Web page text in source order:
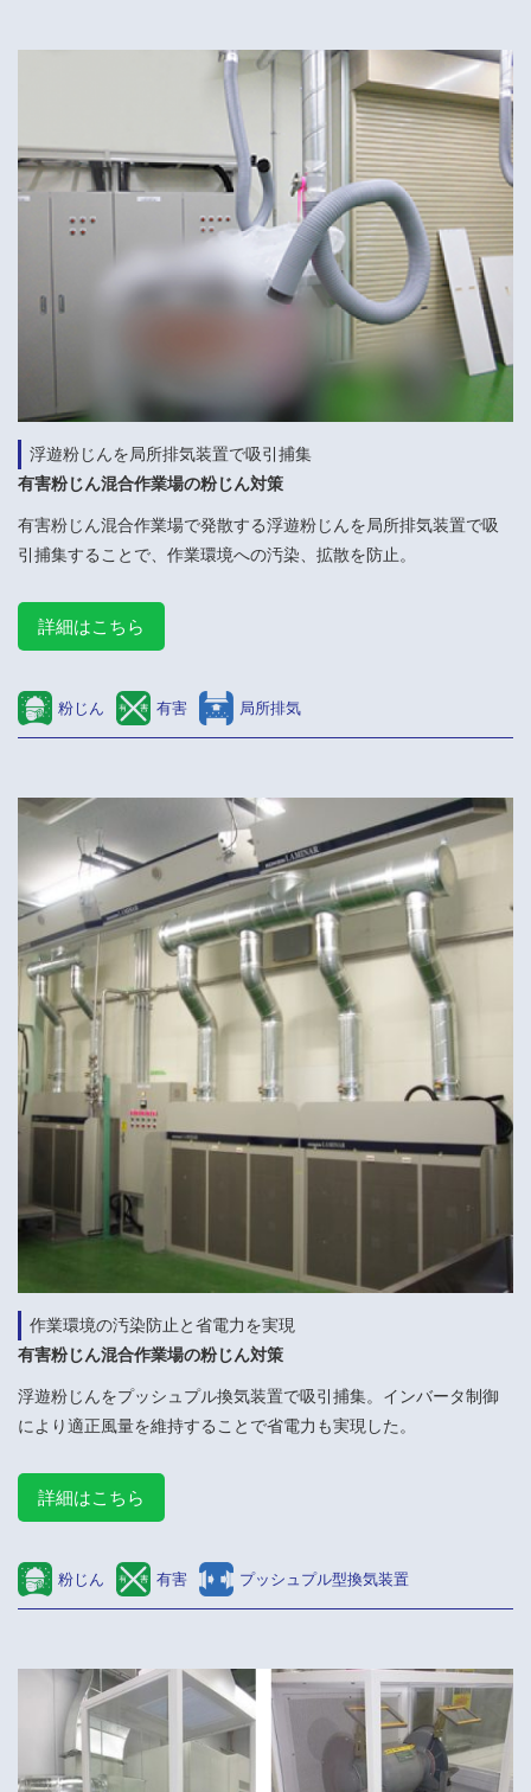
浮遊粉じんを局所排気装置で吸引捕集
有害粉じん混合作業場の粉じん対策
有害粉じん混合作業場で発散する浮遊粉じんを局所排気装置で吸
引捕集することで、作業環境への汚染、拡散を防止。
詳細はこちら
粉じん 有害 局所排気
作業環境の汚染防止と省電力を実現
有害粉じん混合作業場の粉じん対策
浮遊粉じんをプッシュプル換気装置で吸引捕集。インバータ制御
により適正風量を維持することで省電力も実現した。
詳細はこちら
粉じん 有害 プッシュプル型換気装置